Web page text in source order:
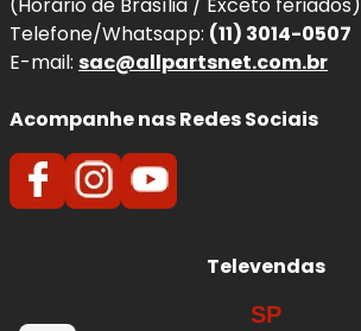
Telefone/Whatsapp: (11) 3014-0507
E-mail: sac@allpartsnet.com.br
Acompanhe nas Redes Sociais
Televendas
SP